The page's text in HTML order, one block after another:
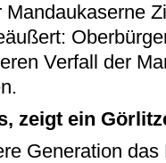
Verfall der
zeigt ein
Generation